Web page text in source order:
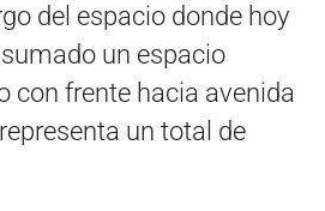
del espacio donde hoy
un espacio
con frente hacia avenida
un total de